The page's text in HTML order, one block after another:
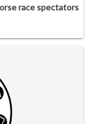
race spectators